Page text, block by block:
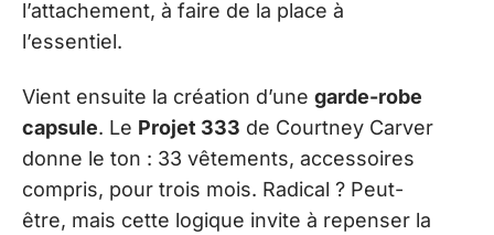
l’attachement, à faire de la place à
l’essentiel.
Vient ensuite la création d’une garde-robe
capsule. Le Projet 333 de Courtney Carver
donne le ton : 33 vêtements, accessoires
compris, pour trois mois. Radical ? Peut-
être, mais cette logique invite à repenser la